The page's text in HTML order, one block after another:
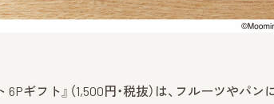
ギフト』（1,500円・税抜）は、フルーツやパ